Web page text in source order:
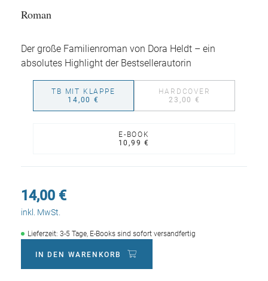
Roman
Der große Familienroman von Dora Heldt – ein
absolutes Highlight der Bestsellerautorin
TB MIT KLAPPE
14,00 €
HARDCOVER
23,00 €
E-BOOK
10,99 €
14,00 €
inkl. MwSt.
Lieferzeit: 3-5 Tage, E-Books sind sofort versandfertig
IN DEN WARENKORB